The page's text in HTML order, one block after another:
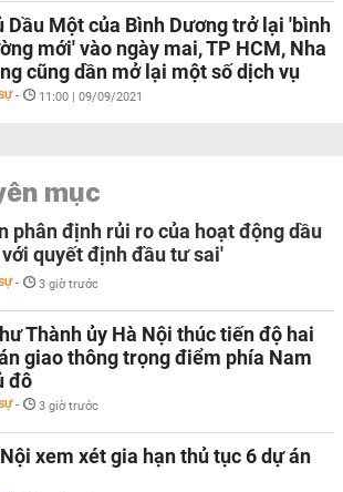
Dầu Một của Bình Dương trở lại 'bình
mới' vào ngày mai, TP HCM, Nha
cũng dần mở lại một số dịch vụ
- 11:00 | 09/09/2021
mục
phân định rủi ro của hoạt động dầu
với quyết định đầu tư sai'
- 3 giờ trước
Thành ủy Hà Nội thúc tiến độ hai
giao thông trọng điểm phía Nam
đô
- 3 giờ trước
xem xét gia hạn thủ tục 6 dự án